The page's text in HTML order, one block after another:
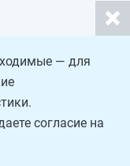
— для
согласие на